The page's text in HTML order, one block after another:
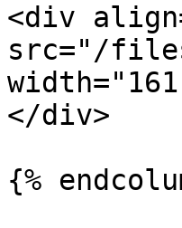
<div
src="/
</div>
{%